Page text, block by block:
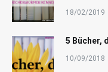
18/02/2019
5 Bücher,
10/09/2018